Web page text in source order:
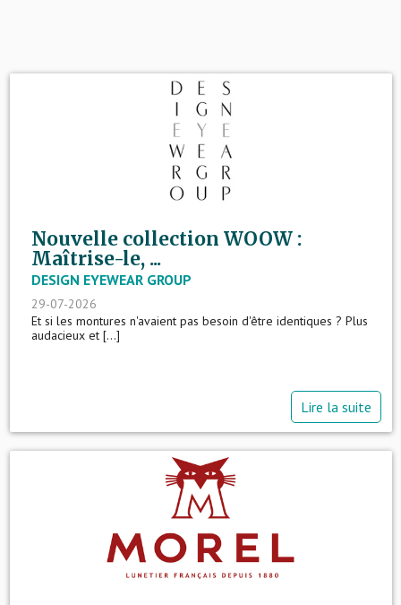
Nouvelle collection WOOW :
Maîtrise-le, ...
DESIGN EYEWEAR GROUP
29-07-2026
Et si les montures n'avaient pas besoin d'être identiques ? Plus
audacieux et [...]
Lire la suite